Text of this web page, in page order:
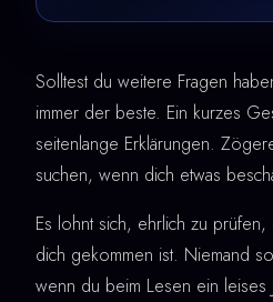
Solltest du weitere Fragen
immer der beste. Ein kurzes
seitenlange Erklärungen.
suchen, wenn dich etwas
Es lohnt sich, ehrlich zu
dich gekommen ist. Niemand
wenn du beim Lesen ein leises